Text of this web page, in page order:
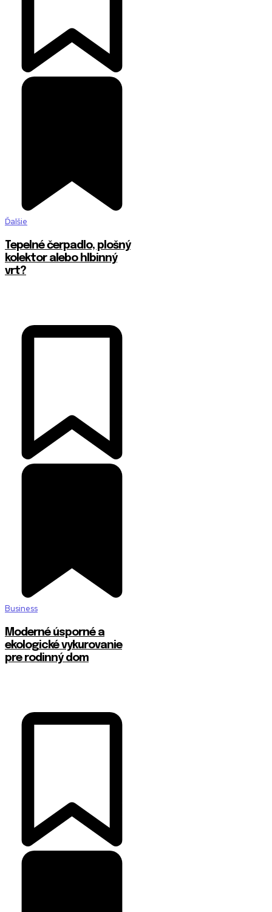
Ďalšie
Tepelné čerpadlo, plošný
kolektor alebo hlbinný
vrt?
Business
Moderné úsporné a
ekologické vykurovanie
pre rodinný dom